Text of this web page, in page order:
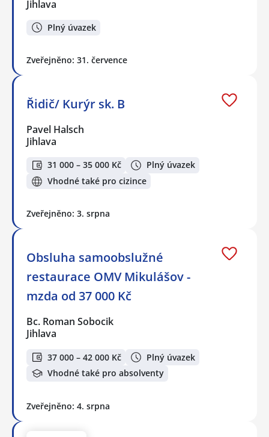
Jihlava
Plný úvazek
Zveřejněno: 31. července
Řidič/ Kurýr sk. B
Pavel Halsch
Jihlava
31 000 – 35 000 Kč
Plný úvazek
Vhodné také pro cizince
Zveřejněno: 3. srpna
Obsluha samoobslužné
restaurace OMV Mikulášov -
mzda od 37 000 Kč
Bc. Roman Sobocik
Jihlava
37 000 – 42 000 Kč
Plný úvazek
Vhodné také pro absolventy
Zveřejněno: 4. srpna